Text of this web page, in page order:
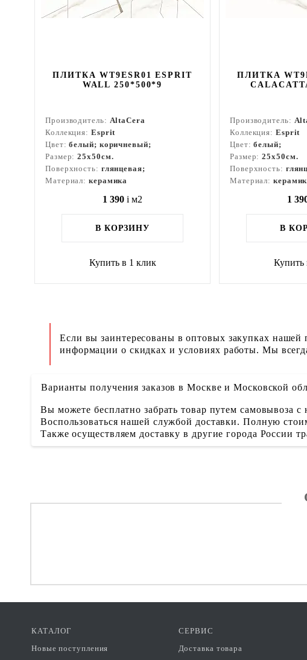
ПЛИТКА WT9ESR01 ESPRIT
WALL 250*500*9
Производитель: AltaCera
Коллекция: Esprit
Цвет:белый; коричневый;
Размер:25x50см.
Поверхность: глянцевая;
Материал: керамика
1 390 i м2
В КОРЗИНУ
Купить в 1 клик
ПЛИТКА
Производитель:
Коллекция: Esprit
Цвет:белый;
Размер:25x50см.
Поверхность:
Материал:
1
В
Купить
Если вы заинтересованы в оптовых закупках нашей
информации о скидках и условиях работы. Мы
Варианты получения заказов в Москве и Московской
Вы можете бесплатно забрать товар путем
Воспользоваться нашей службой доставки. Полную
Также осуществляем доставку в другие города России
КАТАЛОГ
Новые поступления
СЕРВИС
Доставка товара